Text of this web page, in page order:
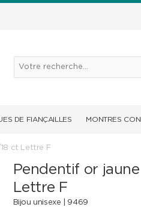
DE FIANÇAILLES MONTRES
ct Lettre F
Pendentif or
Lettre F
Bijou unisexe | 9469